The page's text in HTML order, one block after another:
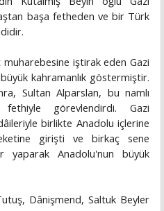
başa fetheden ve bir Türk
iştirak eden Gazi
kahramanlık göstermiştir.
Sultan Alparslan, bu namlı
fethiyle görevlendirdi. Gazi
birlikte Anadolu içlerine
girişti ve birkaç sene
yaparak Anadolu'nun büyük
Dânişmend, Saltuk Beyler